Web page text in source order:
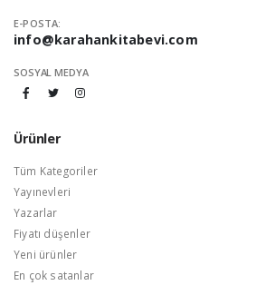
E-POSTA:
info@karahankitabevi.com
SOSYAL MEDYA
Ürünler
Tüm Kategoriler
Yayınevleri
Yazarlar
Fiyatı düşenler
Yeni ürünler
En çok satanlar